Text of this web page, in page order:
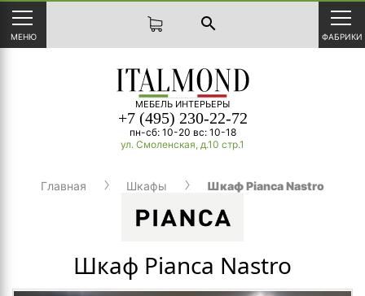
МЕНЮ
search
ФАБРИКИ
МЕБЕЛЬ ИНТЕРЬЕРЫ
+7 (495) 230-22-72
пн-сб: 10-20 вс: 10-18
ул. Смоленская, д.10 стр.1
Главная Шкафы Шкаф Pianca Nastro
Шкаф Pianca Nastro